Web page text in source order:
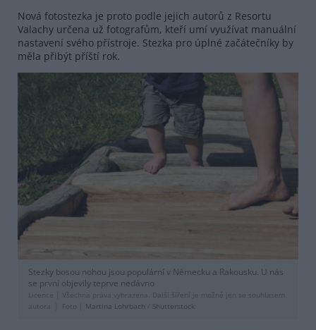
Nová fotostezka je proto podle jejich autorů z Resortu
Valachy určena už fotografům, kteří umí využívat manuální
nastavení svého přístroje. Stezka pro úplné začátečníky by
měla přibýt příští rok.
Stezky bosou nohou jsou populární v Německu a Rakousku. U nás
se první objevily teprve nedávno
Licence |
Všechna práva vyhrazena. Další šíření je možné jen se souhlasem
autora
Foto | Martina Lohrbach Shutterstock